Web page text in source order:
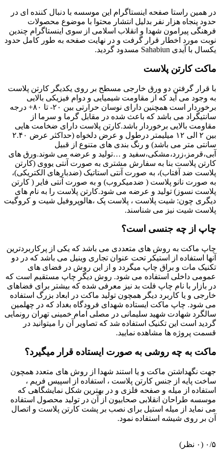
در همین راستا صفحه اینستاگرام این موسسه با دنبال کننده ای در
حدود پنجاه هزار نفر بدلیل انتشار محتوا با موضوع محصولات
فرهنگی پیرامون شهدا و انقلاب اسلامی از سوی اینستاگرام چندین
نوبت مورد اخطار قرار گرفت و در نهایت صفحه به طور کامل حدود
یکسال با آیدی Sahabiun مسدود گردید.
ماکت کارتن پلاست
با قرار گرفتن دو ورق خارجی مسطح بر روی یکدیگر کارتن پلاست
به وجود می آید که از مقاومت شیمیایی و دوام فیزیکی بالایی
برخوردار است همچنین دارای نوسان حرارتی بین ۲۰- تا ۸۰+ درجه
سانتیگراد می باشد که باعث شده در مقابل گرما و سرما از
مقاومت بالایی برخوردار باشد.کارتن پلاست دارای ضخامت هایی
بین ۲ الی ۱۲ میلیمتر درطول و عرض دلخواه (حداکثر عرض ۲.۴۰
سانتی متر می باشد) و رنگ بندی های متنوع از قبیل
آبی،قرمز،زرد،مشکی،سفید و …تولید و عرضه می شوند.ورق های
کارتن پلاست بنا به سفارش مشتری به صورت آنتی یووی (کارتن
پلاست ضد آفتاب)، به صورت آنتی استاتیک (ضدبارهای الکتریکی)،
به صورت نانو پلاست ( ضدمیکروب) و به صورت آنتی فایر ( کارتن
پلاست نسوز) تولید و عرضه می شود.کارتن پلاست را به نام های
دیگری چون: شیت پلاست ، پلاست پک ،هالوپروفیل شیت و کروگیت
پلاست شیت نیز می شناسند.
چاپ از چه جنسی است؟
چاپ ماکت به روش های متعددی می باشد که یکی از پرکاربردترین
آنها استفاده از استیکر تحت عنوان تجاری وینیل می باشد که در دو
تکنیک مات و براق چاپ میگردد و از این روش در فضای های
عمومی داخلی استفاده می شود. روش دیگر چاپ مستقیم است که
در بازار با نام چاپ فلت بد نیز معرفی شده که بیشتر برای فضاهای
خارجی و یا کاربرد دیگر همچون تولید ماکت در ابعاد بزرگ استفاده
می شود. چاپ ماکت ایستاده شهدای فرودگاه بغداد که در چهلمین
سالگرد شهادت شهید سلیمانی در مصلی امام خمینی تهران رونمایی
گردید است این تکنیک استفاده شد که تصاویر آن را میتوانید در
قسمت پروژه ها مشاهده نمایید.
ماکت به چه روشی به صورت ایستاده قرار میگیرد؟
جهت نگهداشتن ماکت و یا استند شهدا از روش های متعدد همچون
ساخت پایه از جنس کارتن پلاست ، استفاده از اسپیس فریم ،
استفاده از میله و صفحه فلزی و در بهترین شکل نمایشگاهی که
موسسه طراحان انقلابی صحابیون از آن در تولید محصول استفاده
می نماید از میله استیل برای نصب بر پشت کارتن پلاست و اتصال
آن بر روی شیشه استفاده نمود.
‫۰/۵ ‫(۰ نظر)